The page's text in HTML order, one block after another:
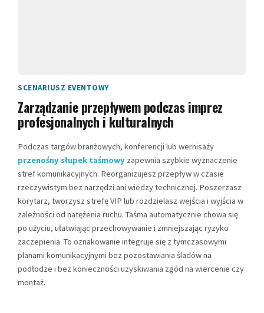
SCENARIUSZ EVENTOWY
Zarządzanie przepływem podczas imprez
profesjonalnych i kulturalnych
Podczas targów branżowych, konferencji lub wernisaży
przenośny słupek taśmowy zapewnia szybkie wyznaczenie
stref komunikacyjnych. Reorganizujesz przepływ w czasie
rzeczywistym bez narzędzi ani wiedzy technicznej. Poszerzasz
korytarz, tworzysz strefę VIP lub rozdzielasz wejścia i wyjścia w
zależności od natężenia ruchu. Taśma automatycznie chowa się
po użyciu, ułatwiając przechowywanie i zmniejszając ryzyko
zaczepienia. To oznakowanie integruje się z tymczasowymi
planami komunikacyjnymi bez pozostawiania śladów na
podłodze i bez konieczności uzyskiwania zgód na wiercenie czy
montaż.